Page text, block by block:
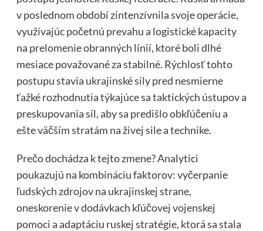
v poslednom období zintenzívnila svoje operácie,
využívajúc početnú prevahu a logistické kapacity
na prelomenie obranných línií, ktoré boli dlhé
mesiace považované za stabilné. Rýchlosť tohto
postupu stavia ukrajinské sily pred nesmierne
ťažké rozhodnutia týkajúce sa taktických ústupov a
preskupovania síl, aby sa predišlo obkľúčeniu a
ešte väčším stratám na živej sile a technike.
Prečo dochádza k tejto zmene? Analytici
poukazujú na kombináciu faktorov: vyčerpanie
ľudských zdrojov na ukrajinskej strane,
oneskorenie v dodávkach kľúčovej vojenskej
pomoci a adaptáciu ruskej stratégie, ktorá sa stala